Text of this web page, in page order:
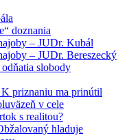
doznania
– JUDr. Kubál
– JUDr. Bereszecký
slobody
priznaniu ma prinútil
v cele
s realitou?
hladuje